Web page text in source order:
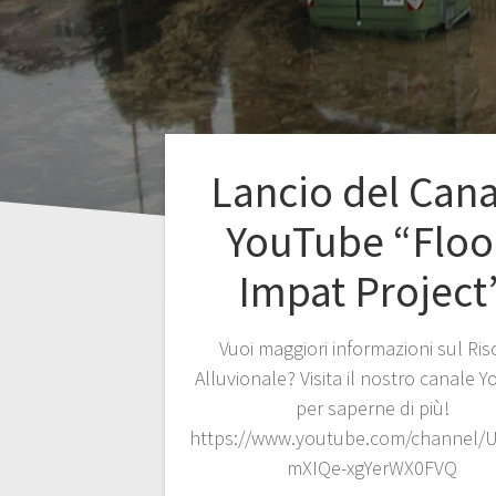
Lancio del
YouTube
Impat
Vuoi maggiori informazioni sul
Alluvionale? Visita il nostro canale
per saperne di più!
https://www.youtube.com/channel/
mXIQe-xgYerWX0FVQ